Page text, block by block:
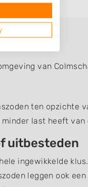
van
ten opzichte
last heeft
uitbesteden
ingewikkelde
leggen ook